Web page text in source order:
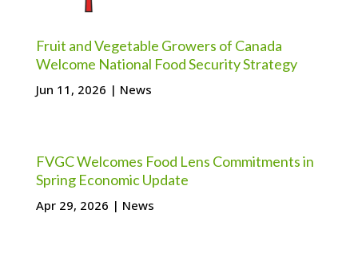
Fruit and Vegetable Growers of Canada
Welcome National Food Security Strategy
Jun 11, 2026 | News
FVGC Welcomes Food Lens Commitments in
Spring Economic Update
Apr 29, 2026 | News